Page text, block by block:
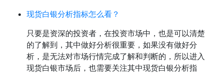
现货白银分析指标怎么看？
只要是资深的投资者，在投资市场中，也是可以清楚
的了解到，其中做好分析很重要，如果没有做好分
析，是无法对市场行情完成了解和判断的，所以进入
现货白银市场后，也需要关注其中现货白银分析指